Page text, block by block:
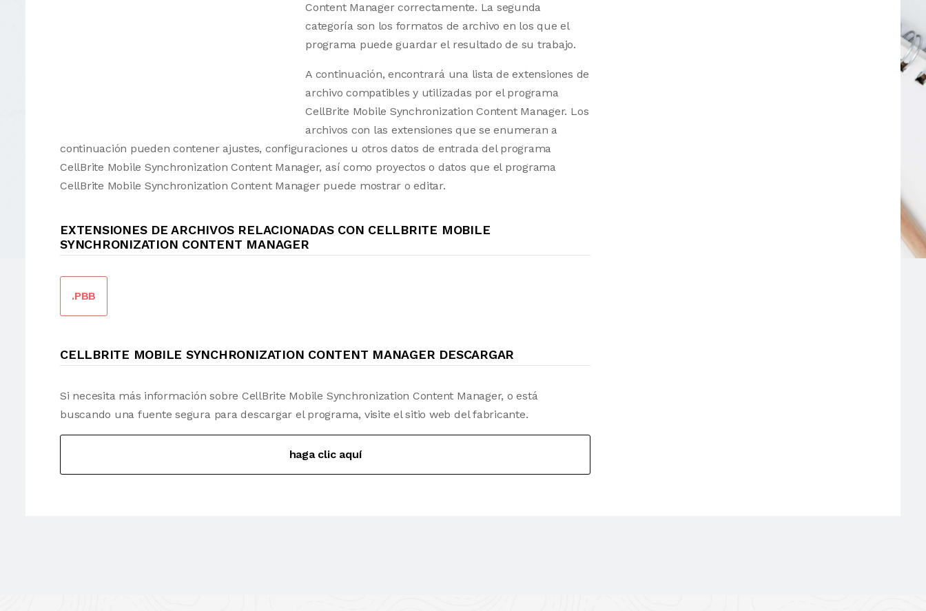
Content Manager correctamente. La segunda
categoría son los formatos de archivo en los que el
programa puede guardar el resultado de su trabajo.
A continuación, encontrará una lista de extensiones de
archivo compatibles y utilizadas por el programa
CellBrite Mobile Synchronization Content Manager. Los
archivos con las extensiones que se enumeran a
continuación pueden contener ajustes, configuraciones u otros datos de entrada del programa
CellBrite Mobile Synchronization Content Manager, así como proyectos o datos que el programa
CellBrite Mobile Synchronization Content Manager puede mostrar o editar.
EXTENSIONES DE ARCHIVOS RELACIONADAS CON CELLBRITE MOBILE
SYNCHRONIZATION CONTENT MANAGER
.PBB
CELLBRITE MOBILE SYNCHRONIZATION CONTENT MANAGER DESCARGAR
Si necesita más información sobre CellBrite Mobile Synchronization Content Manager, o está
buscando una fuente segura para descargar el programa, visite el sitio web del fabricante.
haga clic aquí